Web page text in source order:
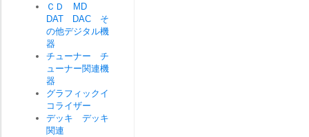
ＣＤ MD
DAT DAC そ
の他デジタル機
器
チューナー チ
ューナー関連機
器
グラフィックイ
コライザー
デッキ デッキ
関連